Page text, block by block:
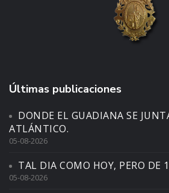
Últimas publicaciones
DONDE EL GUADIANA SE
ATLÁNTICO.
05-08-2026
TAL DIA COMO HOY, PERO DE
05-08-2026